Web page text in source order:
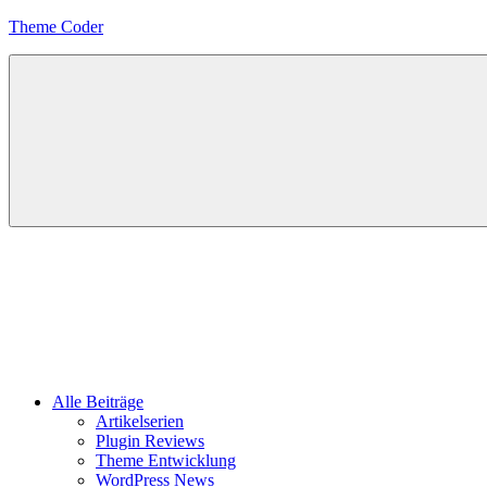
Zum
Theme Coder
Alle Beiträge
Artikelserien
Plugin Reviews
Theme Entwicklung
WordPress News